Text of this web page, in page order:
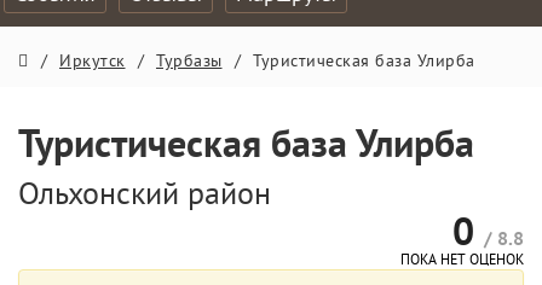
/ Иркутск / Турбазы / Туристическая база Улирба
Туристическая база Улирба
Ольхонский район
0 / 8.8
ПОКА НЕТ ОЦЕНОК